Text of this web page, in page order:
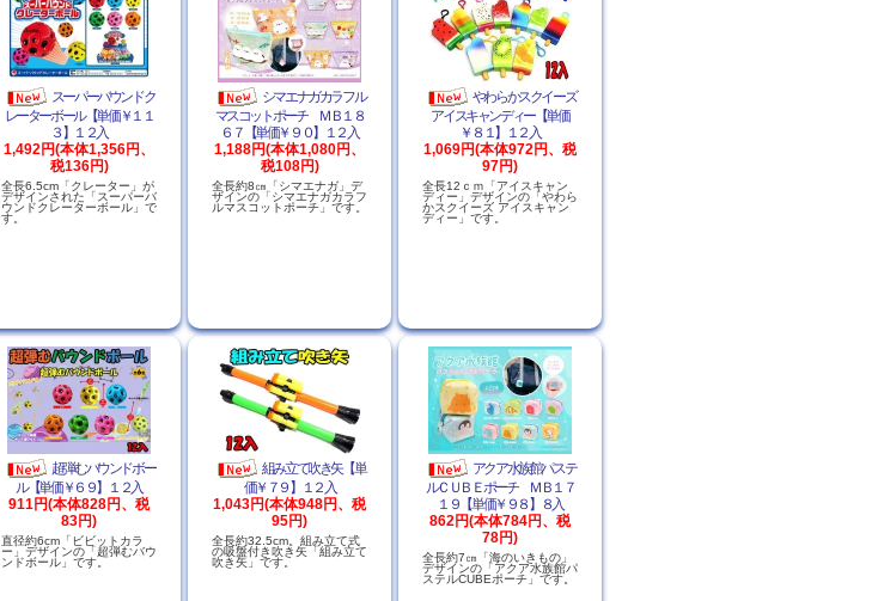
スーパーバウンドク
レーターボール【単価￥１１
３】１２入
1,492円(本体1,356円、
税136円)
全長6.5cm「クレーター」が
デザインされた「スーパーバ
ウンドクレーターボール」で
す。
シマエナガカラフル
マスコットポーチ ＭＢ１８
６７【単価￥９０】１２入
1,188円(本体1,080円、
税108円)
全長約8㎝「シマエナガ」デ
ザインの「シマエナガカラフ
ルマスコットポーチ」です。
やわらかスクイーズ
アイスキャンディー【単価
￥８１】１２入
1,069円(本体972円、税
97円)
全長12ｃｍ「アイスキャン
ディー」デザインの「やわら
かスクイーズ アイスキャン
ディー」です。
超弾むバウンドボー
ル【単価￥６９】１２入
911円(本体828円、税
83円)
直径約6cm「ビビットカラ
ー」デザインの「超弾むバウ
ンドボール」です。
組み立て吹き矢【単
価￥７９】１２入
1,043円(本体948円、税
95円)
全長約32.5cm。組み立て式
の吸盤付き吹き矢「組み立て
吹き矢」です。
アクア水族館パステ
ルＣＵＢＥポーチ ＭＢ１７
１９【単価￥９８】８入
862円(本体784円、税
78円)
全長約7㎝「海のいきもの」
デザインの「アクア水族館パ
ステルCUBEポーチ」です。